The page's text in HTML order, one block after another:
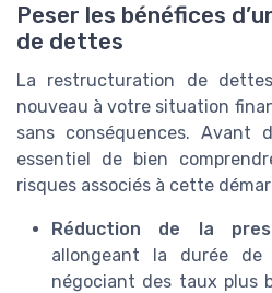
Peser les bénéfices
de dettes
La restructuration de
nouveau à votre situation
sans conséquences. Avant
essentiel de bien
risques associés à cette
Réduction de la
allongeant la durée de
négociant des taux plus